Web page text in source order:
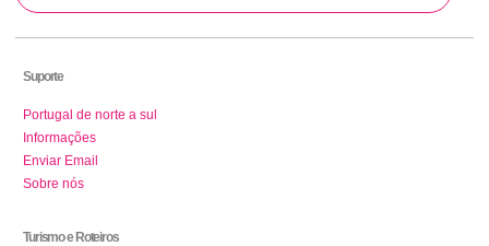
Suporte
Portugal de norte a sul
Informações
Enviar Email
Sobre nós
Turismo e Roteiros